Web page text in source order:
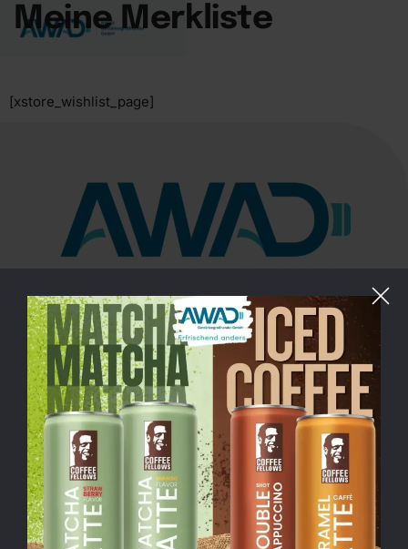
Meine Merkliste
[xstore_wishlist_page]
Saatwinkler Damm 69, 13627 Berlin